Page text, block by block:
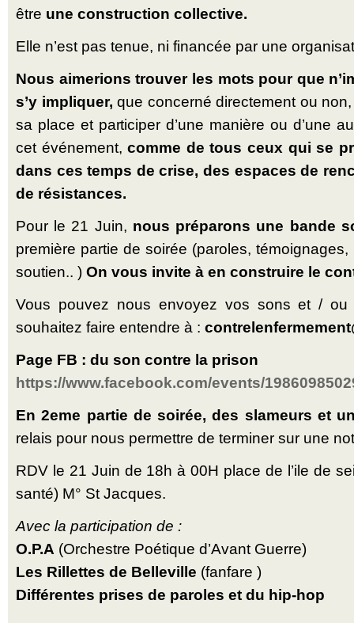
être une construction collective.
Elle n’est pas tenue, ni financée par une
Nous aimerions trouver les mots pour que
s’y impliquer, que concerné directement ou
sa place et participer d’une manière ou d’une
cet événement,comme de tous ceux qui se
dans ces temps de crise, des espaces de
de résistances.
Pour le 21 Juin, nous préparons une bande
première partie de soirée (paroles,
soutien.. ) On vous invite à en construire le
Vous pouvez nous envoyez vos sons et / ou
souhaitez faire entendre à :
Page FB : du son contre la prison
https://www.facebook.com/events/
En 2eme partie de soirée, des slameurs et
relais pour nous permettre de terminer sur une
RDV le 21 Juin de 18h à 00H place de l’ile de
santé) M° St Jacques.
Avec la participation de :
O.P.A (Orchestre Poétique d’Avant Guerre)
Les Rillettes de Belleville (fanfare )
Différentes prises de paroles et du hip-hop